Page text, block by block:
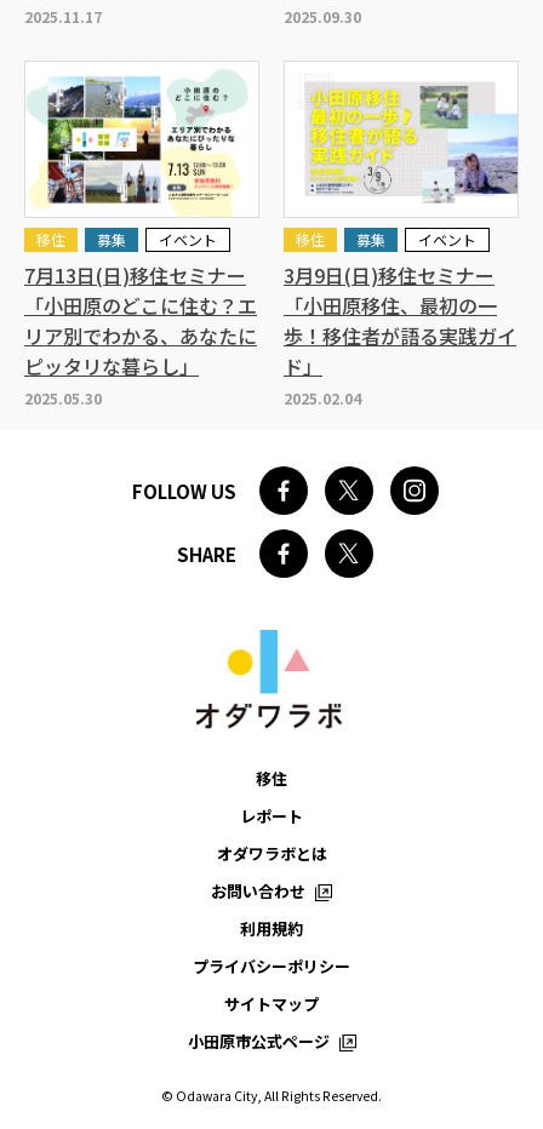
2025.11.17 2025.09.30
2025.05.30
移住 募集 イベント
7月13日(日)移住セミナー
「小田原のどこに住む？エ
リア別でわかる、あなたに
ピッタリな暮らし」
2025.02.04
移住 募集 イベント
3月9日(日)移住セミナー
「小田原移住、最初の一
歩！移住者が語る実践ガイ
ド」
FOLLOW US
SHARE
移住
レポート
オダワラボとは
お問い合わせ
利用規約
プライバシーポリシー
サイトマップ
小田原市公式ページ
© Odawara City, All Rights Reserved.